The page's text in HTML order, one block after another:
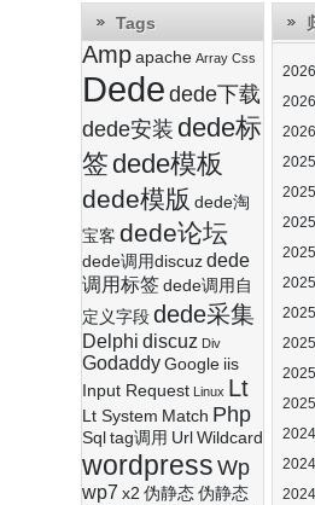
Tags
Amp apache Array Css
Dede dede下载
dede安装 dede标
签 dede模板
dede模版 dede淘
宝客 dede论坛
dede调用discuz dede
调用标签 dede调用自
定义字段 dede采集
Delphi discuz Div
Godaddy Google iis
Input Request Linux Lt
Lt System Match Php
Sql tag调用 Url Wildcard
wordpress Wp
wp7 x2 伪静态 伪静态